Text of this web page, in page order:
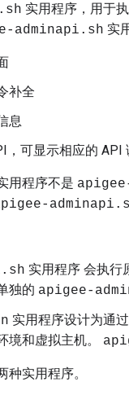
实用程序，用于
adminapi.sh 实
补全
息
，可显示相应的 API
用程序不是
实用程序 会执行
独的 apigee-
实用程序设计为通
境和虚拟主机。
种实用程序。